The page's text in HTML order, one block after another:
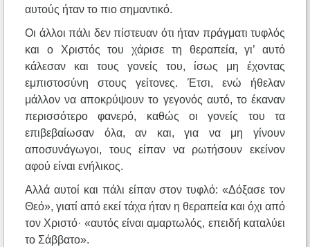
αυτούς ήταν το πιο σημαντικό.
Οι άλλοι πάλι δεν πίστευαν ότι ήταν πράγματι τυφλός
και ο Χριστός του χάρισε τη θεραπεία, γι’ αυτό
κάλεσαν και τους γονείς του, ίσως μη έχοντας
εμπιστοσύνη στους γείτονες. Έτσι, ενώ ήθελαν
μάλλον να αποκρύψουν το γεγονός αυτό, το έκαναν
περισσότερο φανερό, καθώς οι γονείς του τα
επιβεβαίωσαν όλα, αν και, για να μη γίνουν
αποσυνάγωγοι, τους είπαν να ρωτήσουν εκείνον
αφού είναι ενήλικος.
Αλλά αυτοί και πάλι είπαν στον τυφλό: «Δόξασε τον
Θεό», γιατί από εκεί τάχα ήταν η θεραπεία και όχι από
τον Χριστό· «αυτός είναι αμαρτωλός, επειδή καταλύει
το Σάββατο».